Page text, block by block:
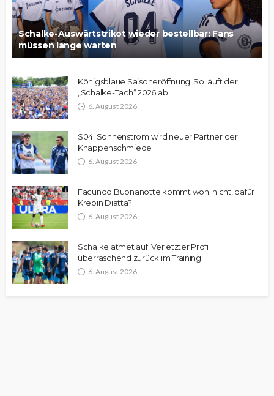
Schalke-Auswärtstrikot wieder bestellbar: Fans
müssen lange warten
Königsblaue Saisoneröffnung: So läuft der
„Schalke-Tach“ 2026 ab
6. August 2026
S04: Sonnenstrom wird neuer Partner der
Knappenschmiede
6. August 2026
Facundo Buonanotte kommt wohl nicht, dafür
Krepin Diatta?
6. August 2026
Schalke atmet auf: Verletzter Profi
überraschend zurück im Training
6. August 2026